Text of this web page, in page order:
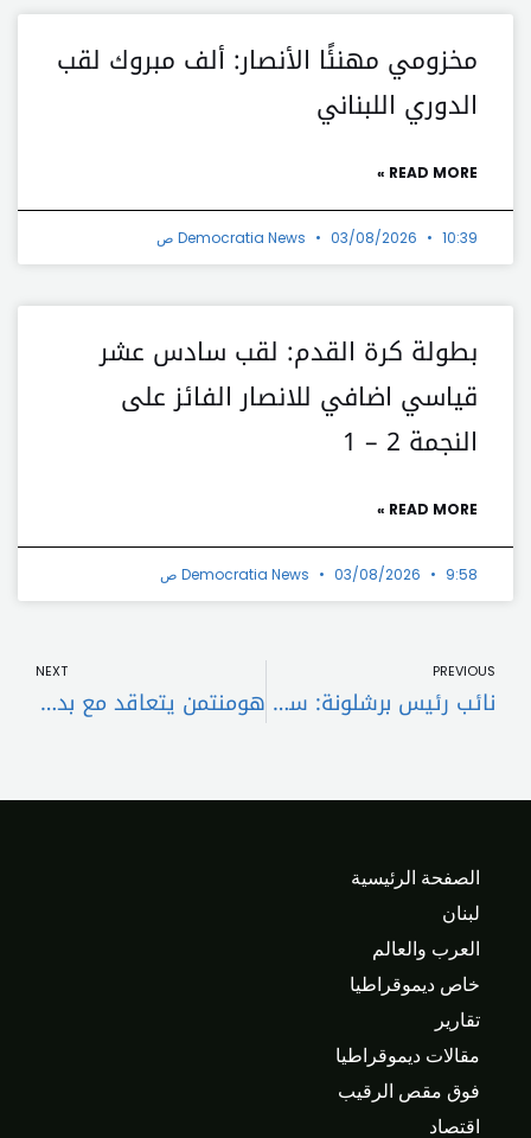
مخزومي مهنئًا الأنصار: ألف مبروك لقب
الدوري اللبناني
READ MORE »
Democratia News 03/08/2026 10:39 ص
بطولة كرة القدم: لقب سادس عشر
قياسي اضافي للانصار الفائز على
النجمة 2 – 1
READ MORE »
Democratia News 03/08/2026 9:58 ص
PREVIOUS
نائب رئيس برشلونة: سنقدم أفضل ما لدينا لجلب السوبر الإسباني
NEXT
هومنتمن يتعاقد مع بديل والتر هودج
الصفحة الرئيسية
لبنان
العرب والعالم
خاص ديموقراطيا
تقارير
مقالات ديموقراطيا
فوق مقص الرقيب
اقتصاد